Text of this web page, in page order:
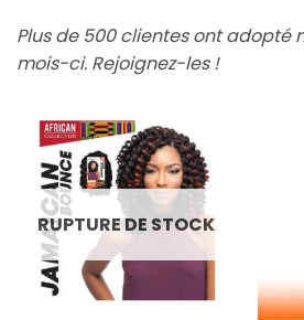
Plus de 500 clientes ont adopté
mois-ci. Rejoignez-les !
RUPTURE DE STOCK